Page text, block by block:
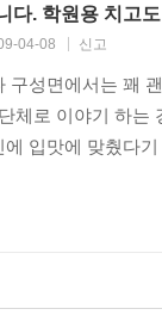
다. 학원용 치고
04-08 신고
구성면에서는 꽤
체로 이야기 하
입맛에 맞췄다